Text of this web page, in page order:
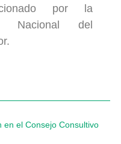
por la
Nacional del
en el Consejo Consultivo